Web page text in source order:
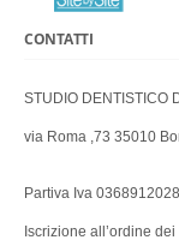
CONTATTI
STUDIO DENTISTICO
via Roma ,73 35010
Partiva Iva
Iscrizione all’ordine